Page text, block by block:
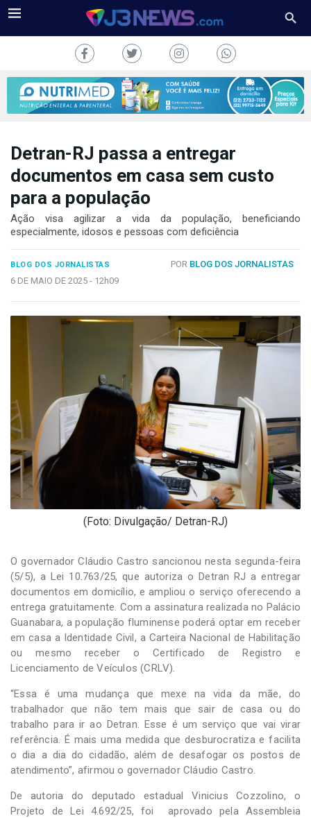
TV
COLUNAS
FALE
CONOSCO
Copyright
2024
Desenvolvido
Sistemas
Detran-RJ passa a entregar
documentos em casa sem custo
para a população
Ação visa agilizar a vida da população, beneficiando
especialmente, idosos e pessoas com deficiência
BLOG DOS JORNALISTAS POR BLOG DOS JORNALISTAS
6 DE MAIO DE 2025 - 12h09
(Foto: Divulgação/ Detran-RJ)
O governador Cláudio Castro sancionou nesta segunda-feira
(5/5), a Lei 10.763/25, que autoriza o Detran RJ a entregar
documentos em domicílio, e ampliou o serviço oferecendo a
entrega gratuitamente. Com a assinatura realizada no Palácio
Guanabara, a população fluminense poderá optar em receber
em casa a Identidade Civil, a Carteira Nacional de Habilitação
ou mesmo receber o Certificado de Registro e
Licenciamento de Veículos (CRLV).
“Essa é uma mudança que mexe na vida da mãe, do
trabalhador que não tem mais que sair de casa ou do
trabalho para ir ao Detran. Esse é um serviço que vai virar
referência. É mais uma medida que desburocratiza e facilita
o dia a dia do cidadão, além de desafogar os postos de
atendimento”, afirmou o governador Cláudio Castro.
De autoria do deputado estadual Vinicius Cozzolino, o
Projeto de Lei 4.692/25, foi aprovado pela Assembleia